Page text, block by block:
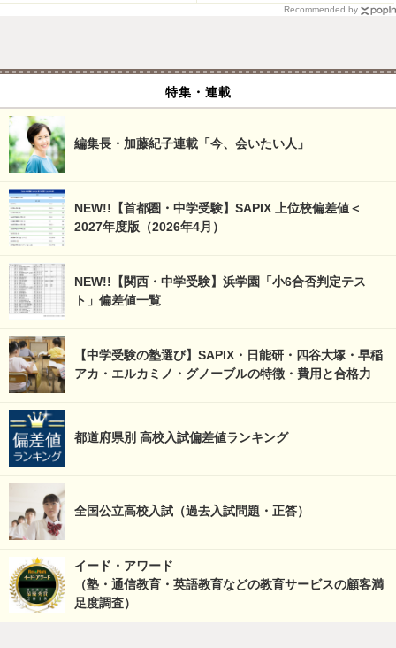
Recommended by
特集・連載
編集長・加藤紀子連載「今、会いたい人」
NEW!!【首都圏・中学受験】SAPIX 上位校偏差値＜
2027年度版（2026年4月）
NEW!!【関西・中学受験】浜学園「小6合否判定テス
ト」偏差値一覧
【中学受験の塾選び】SAPIX・日能研・四谷大塚・早稲
アカ・エルカミノ・グノーブルの特徴・費用と合格力
都道府県別 高校入試偏差値ランキング
全国公立高校入試（過去入試問題・正答）
イード・アワード
（塾・通信教育・英語教育などの教育サービスの顧客満
足度調査）